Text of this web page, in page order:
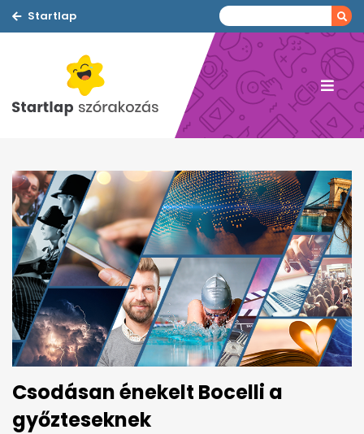
Startlap
Csodásan énekelt Bocelli a
győzteseknek